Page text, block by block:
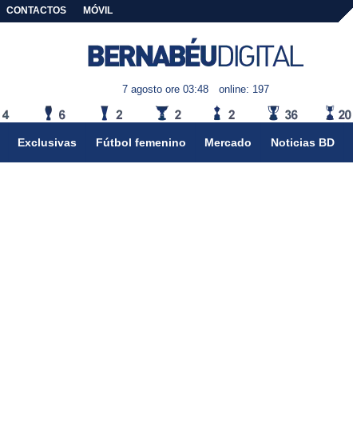
CONTACTOS MÓVIL
7 agosto ore 03:48 online: 197
Exclusivas Fútbol femenino Mercado Noticias BD